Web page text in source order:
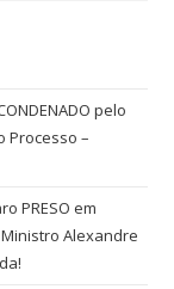
pelo
Processo –
PRESO em
Alexandre